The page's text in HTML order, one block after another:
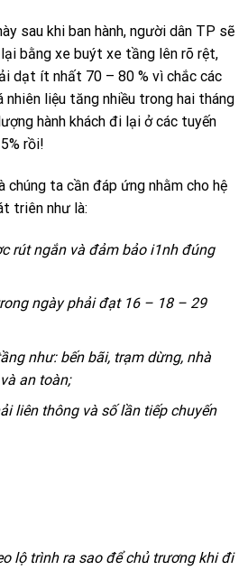
sau khi ban hành, người dân TP sẽ
bằng xe buýt xe tầng lên rõ rệt,
dạt ít nhất 70 – 80 % vì chắc các
nhiên liệu tăng nhiều trong hai tháng
hành khách đi lại ở các tuyến
rồi!
chúng ta cần đáp ứng nhằm cho hệ
triên như là:
rút ngắn và đảm bảo i1nh đúng
ngày phải đạt 16 – 18 – 29
như: bến bãi, trạm dừng, nhà
an toàn;
liên thông và số lần tiếp chuyến
lộ trình ra sao để chủ trương khi đi